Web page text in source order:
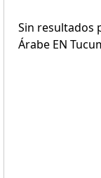
Sin resultados
Árabe EN